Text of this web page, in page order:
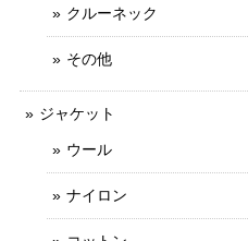
クルーネック
その他
ジャケット
ウール
ナイロン